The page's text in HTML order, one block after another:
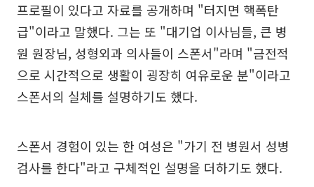
프로필이 있다고 자료를 공개하며 "터지면 핵폭탄
급"이라고 말했다. 그는 또 "대기업 이사님들, 큰 병
원 원장님, 성형외과 의사들이 스폰서"라며 "금전적
으로 시간적으로 생활이 굉장히 여유로운 분"이라고
스폰서의 실체를 설명하기도 했다.
스폰서 경험이 있는 한 여성은 "가기 전 병원서 성병
검사를 한다"라고 구체적인 설명을 더하기도 했다.